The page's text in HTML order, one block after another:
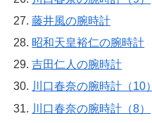
藤井風の腕時計
昭和天皇裕仁の腕時計
吉田仁人の腕時計
川口春奈の腕時計（10）
川口春奈の腕時計（8）